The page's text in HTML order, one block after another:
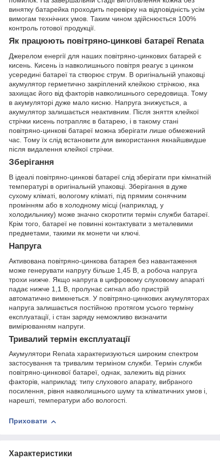
винятку батарейка проходить перевірку на відповідність усім
вимогам технічних умов. Таким чином здійснюється 100%
контроль готової продукції.
Як працюють повітряно-цинкові батареї Renata
Джерелом енергії для наших повітряно-цинкових батарей є
кисень. Кисень із навколишнього повітря реагує з цинком
усередині батареї та створює струм. В оригінальній упаковці
акумулятор герметично закріплений клейкою стрічкою, яка
захищає його від факторів навколишнього середовища. Тому
в акумуляторі дуже мало кисню. Напруга знижується, а
акумулятор залишається неактивним. Після зняття клейкої
стрічки кисень потрапляє в батарею, і в такому стані
повітряно-цинкові батареї можна зберігати лише обмежений
час. Тому їх слід встановити для використання якнайшвидше
після видалення клейкої стрічки.
Зберігання
В ідеалі повітряно-цинкові батареї слід зберігати при кімнатній
температурі в оригінальній упаковці. Зберігання в дуже
сухому кліматі, вологому кліматі, під прямим сонячним
промінням або в холодному місці (наприклад, у
холодильнику) може значно скоротити термін служби батареї.
Крім того, батареї не повинні контактувати з металевими
предметами, такими як монети чи ключі.
Напруга
Активована повітряно-цинкова батарея без навантаження
може генерувати напругу більше 1,45 В, а робоча напруга
трохи нижче. Якщо напруга в цифровому слуховому апараті
падає нижче 1,1 В, пролунає сигнал або пристрій
автоматично вимкнеться. У повітряно-цинкових акумуляторах
напруга залишається постійною протягом усього терміну
експлуатації, і стан заряду неможливо визначити
вимірюванням напруги.
Тривалий термін експлуатації
Акумулятори Renata характеризуються широким спектром
застосування та тривалим терміном служби. Термін служби
повітряно-цинкової батареї, однак, залежить від різних
факторів, наприклад: типу слухового апарату, вибраного
посилення, рівня навколишнього шуму та кліматичних умов і,
нарешті, температури або вологості.
Приховати
Характеристики